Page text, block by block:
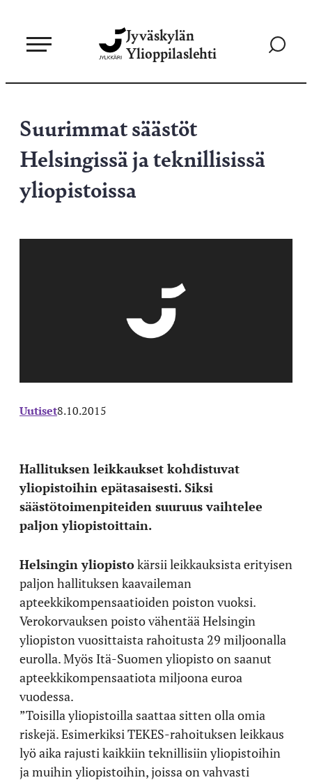
sisältöön
Jyväskylän
Ylioppilaslehti
Siirry
Suurimmat säästöt
Helsingissä ja teknillisissä
yliopistoissa
Uutiset8.10.2015
Hallituksen leikkaukset kohdistuvat
yliopistoihin epätasaisesti. Siksi
säästötoimenpiteiden suuruus vaihtelee
paljon yliopistoittain.
Helsingin yliopistokärsii leikkauksista erityisen
paljon hallituksen kaavaileman
apteekkikompensaatioiden poiston vuoksi.
Verokorvauksen poisto vähentää Helsingin
yliopiston vuosittaista rahoitusta 29 miljoonalla
eurolla. Myös Itä-Suomen yliopisto on saanut
apteekkikompensaatiota miljoona euroa
vuodessa.
”Toisilla yliopistoilla saattaa sitten olla omia
riskejä. Esimerkiksi TEKES-rahoituksen leikkaus
lyö aika rajusti kaikkiin teknillisiin yliopistoihin
ja muihin yliopistoihin, joissa on vahvasti